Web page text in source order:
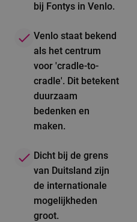
bij Fontys in Venlo.
Venlo staat bekend
als het centrum
voor 'cradle-to-
cradle'. Dit betekent
duurzaam
bedenken en
maken.
Dicht bij de grens
van Duitsland zijn
de internationale
mogelijkheden
groot.